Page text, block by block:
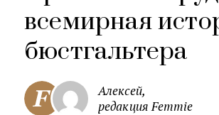
всемирная
бюстгальтера
Алексей,
редакция Femmie